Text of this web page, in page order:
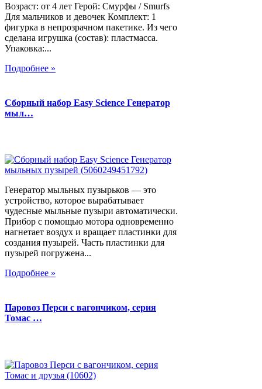
Возраст: от 4 лет Герой: Смурфы / Smurfs
Для мальчиков и девочек Комплект: 1
фигурка в непрозрачном пакетике. Из чего
сделана игрушка (состав): пластмасса.
Упаковка:...
Подробнее »
Сборный набор Easy Science Генератор
мыл…
Генератор мыльных пузырьков — это
устройство, которое вырабатывает
чудесные мыльные пузыри автоматически.
Прибор с помощью мотора одновременно
нагнетает воздух и вращает пластинки для
создания пузырей. Часть пластинки для
пузырей погружена...
Подробнее »
Паровоз Перси с вагончиком, серия
Томас …